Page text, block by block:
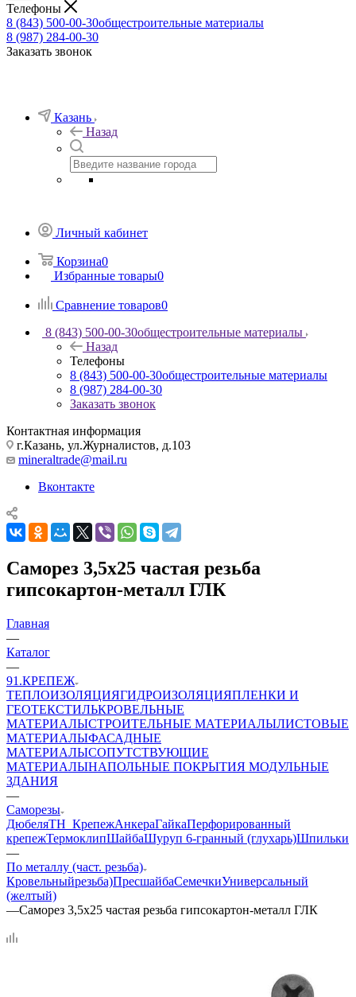
Телефоны
8 (843) 500-00-30общестроительные материалы
8 (987) 284-00-30
Заказать звонок
Казань
Назад
Личный кабинет
Корзина0
Избранные товары0
Сравнение товаров0
8 (843) 500-00-30общестроительные материалы
Назад
Телефоны
8 (843) 500-00-30общестроительные материалы
8 (987) 284-00-30
Заказать звонок
Контактная информация
г.Казань, ул.Журналистов, д.103
mineraltrade@mail.ru
Вконтакте
Саморез 3,5х25 частая резьба
гипсокартон-металл ГЛК
Главная
—
Каталог
—
91.КРЕПЕЖ
ТЕПЛОИЗОЛЯЦИЯГИДРОИЗОЛЯЦИЯПЛЕНКИ И
ГЕОТЕКСТИЛЬКРОВЕЛЬНЫЕ
МАТЕРИАЛЫСТРОИТЕЛЬНЫЕ МАТЕРИАЛЫЛИСТОВЫЕ
МАТЕРИАЛЫФАСАДНЫЕ
МАТЕРИАЛЫСОПУТСТВУЮЩИЕ
МАТЕРИАЛЫНАПОЛЬНЫЕ ПОКРЫТИЯ МОДУЛЬНЫЕ
ЗДАНИЯ
—
Саморезы
ДюбеляТН_КрепежАнкераГайкаПерфорированный
крепежТермоклипШайбаШуруп 6-гранный (глухарь)Шпильки
—
По металлу (част. резьба)
Кровельныйрезьба)ПресшайбаСемечкиУниверсальный
(желтый)
—Саморез 3,5х25 частая резьба гипсокартон-металл ГЛК